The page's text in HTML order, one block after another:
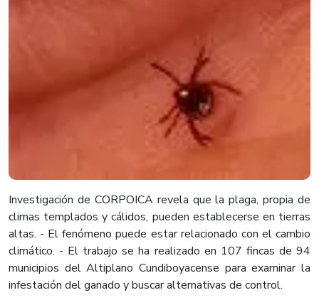
Investigación de CORPOICA revela que la plaga, propia de
climas templados y cálidos, pueden establecerse en tierras
altas. - El fenómeno puede estar relacionado con el cambio
climático. - El trabajo se ha realizado en 107 fincas de 94
municipios del Altiplano Cundiboyacense para examinar la
infestación del ganado y buscar alternativas de control.